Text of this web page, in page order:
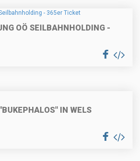
OÖ SEILBAHNHOLDING -
IN WELS